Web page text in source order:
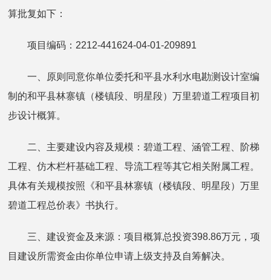
算批复如下：
项目编码：2212-441624-04-01-209891
一、原则同意你单位委托和平县水利水电勘测设计室编
制的和平县林寨镇（楼镇段、明星段）万里碧道工程项目初
步设计概算。
二、主要建设内容及规模：碧道工程、涵管工程、阶梯
工程、仿木栏杆基础工程、导流工程等其它相关附属工程。
具体有关规模按照《和平县林寨镇（楼镇段、明星段）万里
碧道工程总价表》书执行。
三、建设资金及来源：项目概算总投资398.86万元，项
目建设所需资金由你单位申请上级支持及自筹解决。